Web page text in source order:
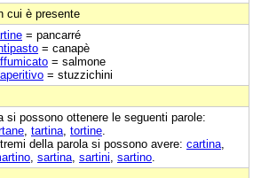
cui è presente
= pancarré
= canapè
= salmone
= stuzzichini
si possono ottenere le seguenti parole:
tartina tortine
della parola si possono avere: cartina
sartina sartini sartino